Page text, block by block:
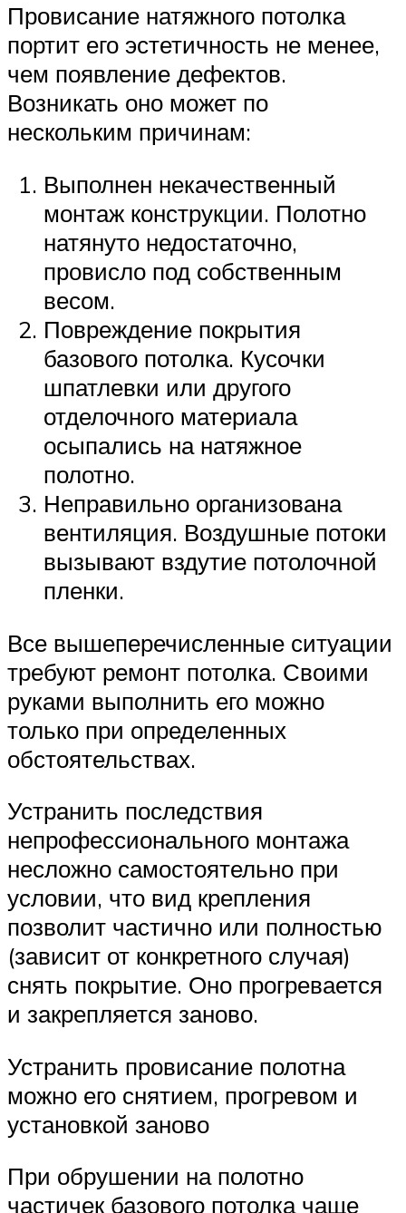
Провисание натяжного потолка
портит его эстетичность не менее,
чем появление дефектов.
Возникать оно может по
нескольким причинам:
Выполнен некачественный
монтаж конструкции. Полотно
натянуто недостаточно,
провисло под собственным
весом.
Повреждение покрытия
базового потолка. Кусочки
шпатлевки или другого
отделочного материала
осыпались на натяжное
полотно.
Неправильно организована
вентиляция. Воздушные потоки
вызывают вздутие потолочной
пленки.
Все вышеперечисленные ситуации
требуют ремонт потолка. Своими
руками выполнить его можно
только при определенных
обстоятельствах.
Устранить последствия
непрофессионального монтажа
несложно самостоятельно при
условии, что вид крепления
позволит частично или полностью
(зависит от конкретного случая)
снять покрытие. Оно прогревается
и закрепляется заново.
Устранить провисание полотна
можно его снятием, прогревом и
установкой заново
При обрушении на полотно
частичек базового потолка чаще